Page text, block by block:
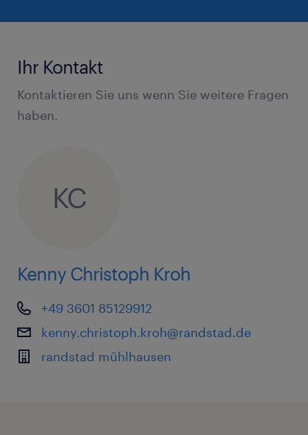
Ihr Kontakt
Kontaktieren Sie uns wenn Sie weitere Fragen
haben.
KC
Kenny Christoph Kroh
+49 3601 85129912
kenny.christoph.kroh@randstad.de
randstad mühlhausen